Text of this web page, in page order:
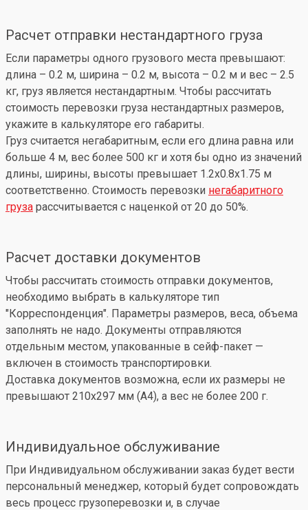
Расчет отправки нестандартного груза
Если параметры одного грузового места превышают:
длина – 0.2 м, ширина – 0.2 м, высота – 0.2 м и вес – 2.5
кг, груз является нестандартным. Чтобы рассчитать
стоимость перевозки груза нестандартных размеров,
укажите в калькуляторе его габариты.
Груз считается негабаритным, если его длина равна или
больше 4 м, вес более 500 кг и хотя бы одно из значений
длины, ширины, высоты превышает 1.2x0.8x1.75 м
соответственно. Стоимость перевозки негабаритного
груза рассчитывается с наценкой от 20 до 50%.
Расчет доставки документов
Чтобы рассчитать стоимость отправки документов,
необходимо выбрать в калькуляторе тип
"Корреспонденция". Параметры размеров, веса, объема
заполнять не надо. Документы отправляются
отдельным местом, упакованные в сейф-пакет —
включен в стоимость транспортировки.
Доставка документов возможна, если их размеры не
превышают 210x297 мм (А4), а вес не более 200 г.
Индивидуальное обслуживание
При Индивидуальном обслуживании заказ будет вести
персональный менеджер, который будет сопровождать
весь процесс грузоперевозки и, в случае